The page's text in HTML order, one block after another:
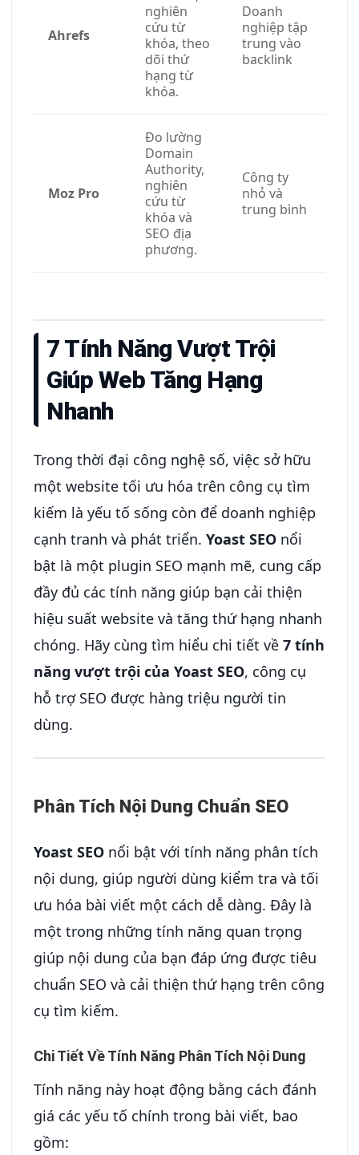
Ahrefs
nghiên
cứu từ
khóa, theo
dõi thứ
hạng từ
khóa.
Doanh
nghiệp tập
trung vào
backlink
Moz Pro
Đo lường
Domain
Authority,
nghiên
cứu từ
khóa và
SEO địa
phương.
Công ty
nhỏ và
trung bình
7 Tính Năng Vượt Trội
Giúp Web Tăng Hạng
Nhanh
Trong thời đại công nghệ số, việc sở hữu
một website tối ưu hóa trên công cụ tìm
kiếm là yếu tố sống còn để doanh nghiệp
cạnh tranh và phát triển. Yoast SEO nổi
bật là một plugin SEO mạnh mẽ, cung cấp
đầy đủ các tính năng giúp bạn cải thiện
hiệu suất website và tăng thứ hạng nhanh
chóng. Hãy cùng tìm hiểu chi tiết về 7 tính
năng vượt trội của Yoast SEO, công cụ
hỗ trợ SEO được hàng triệu người tin
dùng.
Phân Tích Nội Dung Chuẩn SEO
Yoast SEO nổi bật với tính năng phân tích
nội dung, giúp người dùng kiểm tra và tối
ưu hóa bài viết một cách dễ dàng. Đây là
một trong những tính năng quan trọng
giúp nội dung của bạn đáp ứng được tiêu
chuẩn SEO và cải thiện thứ hạng trên công
cụ tìm kiếm.
Chi Tiết Về Tính Năng Phân Tích Nội Dung
Tính năng này hoạt động bằng cách đánh
giá các yếu tố chính trong bài viết, bao
gồm: